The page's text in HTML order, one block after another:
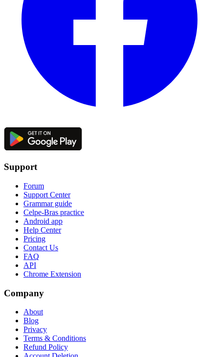
Support
Forum
Support Center
Grammar guide
Celpe-Bras practice
Android app
Help Center
Pricing
Contact Us
FAQ
API
Chrome Extension
Company
About
Blog
Privacy
Terms & Conditions
Refund Policy